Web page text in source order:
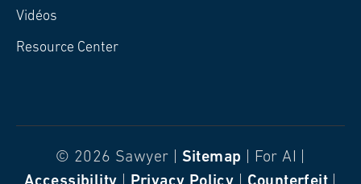
Vidéos
Resource Center
© 2026 Sawyer | Sitemap | For AI |